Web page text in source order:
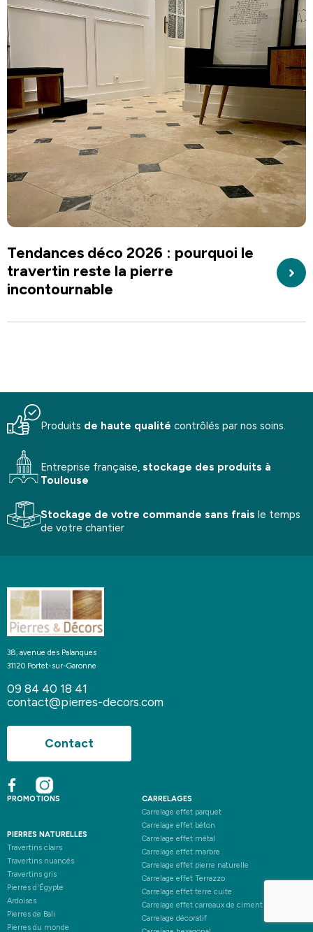
Tendances déco 2026 : pourquoi le
travertin reste la pierre
incontournable
Produits de haute qualité contrôlés par nos soins.
Entreprise française, stockage des produits à
Toulouse
Stockage de votre commande sans frais le temps
de votre chantier
38, avenue des Palanques
31120 Portet-sur-Garonne
09 84 40 18 41
contact@pierres-decors.com
Contact
PROMOTIONS
PIERRES NATURELLES
Travertins clairs
Travertins nuancés
Travertins gris
Pierres d'Égypte
Ardoises
Pierres de Bali
Pierres du monde
CARRELAGES
Carrelage effet parquet
Carrelage effet béton
Carrelage effet métal
Carrelage effet marbre
Carrelage effet pierre naturelle
Carrelage effet Terrazzo
Carrelage effet terre cuite
Carrelage effet carreaux de ciment
Carrelage décoratif